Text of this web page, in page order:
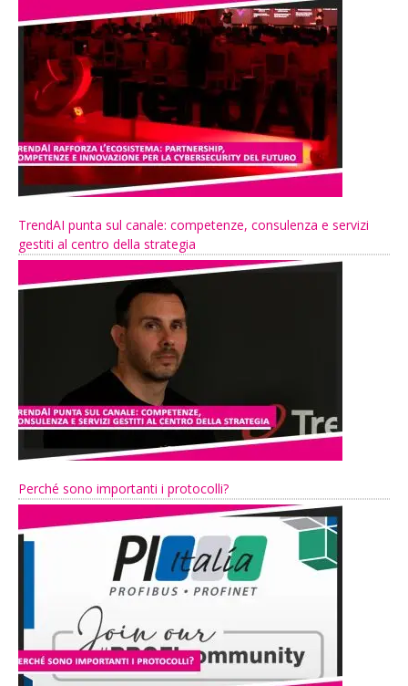
TrendAI punta sul canale: competenze, consulenza e servizi
gestiti al centro della strategia
Perché sono importanti i protocolli?